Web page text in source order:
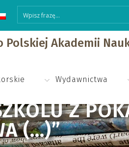
Akademii
Wydawnictwa
Z
(…)”
(…)”